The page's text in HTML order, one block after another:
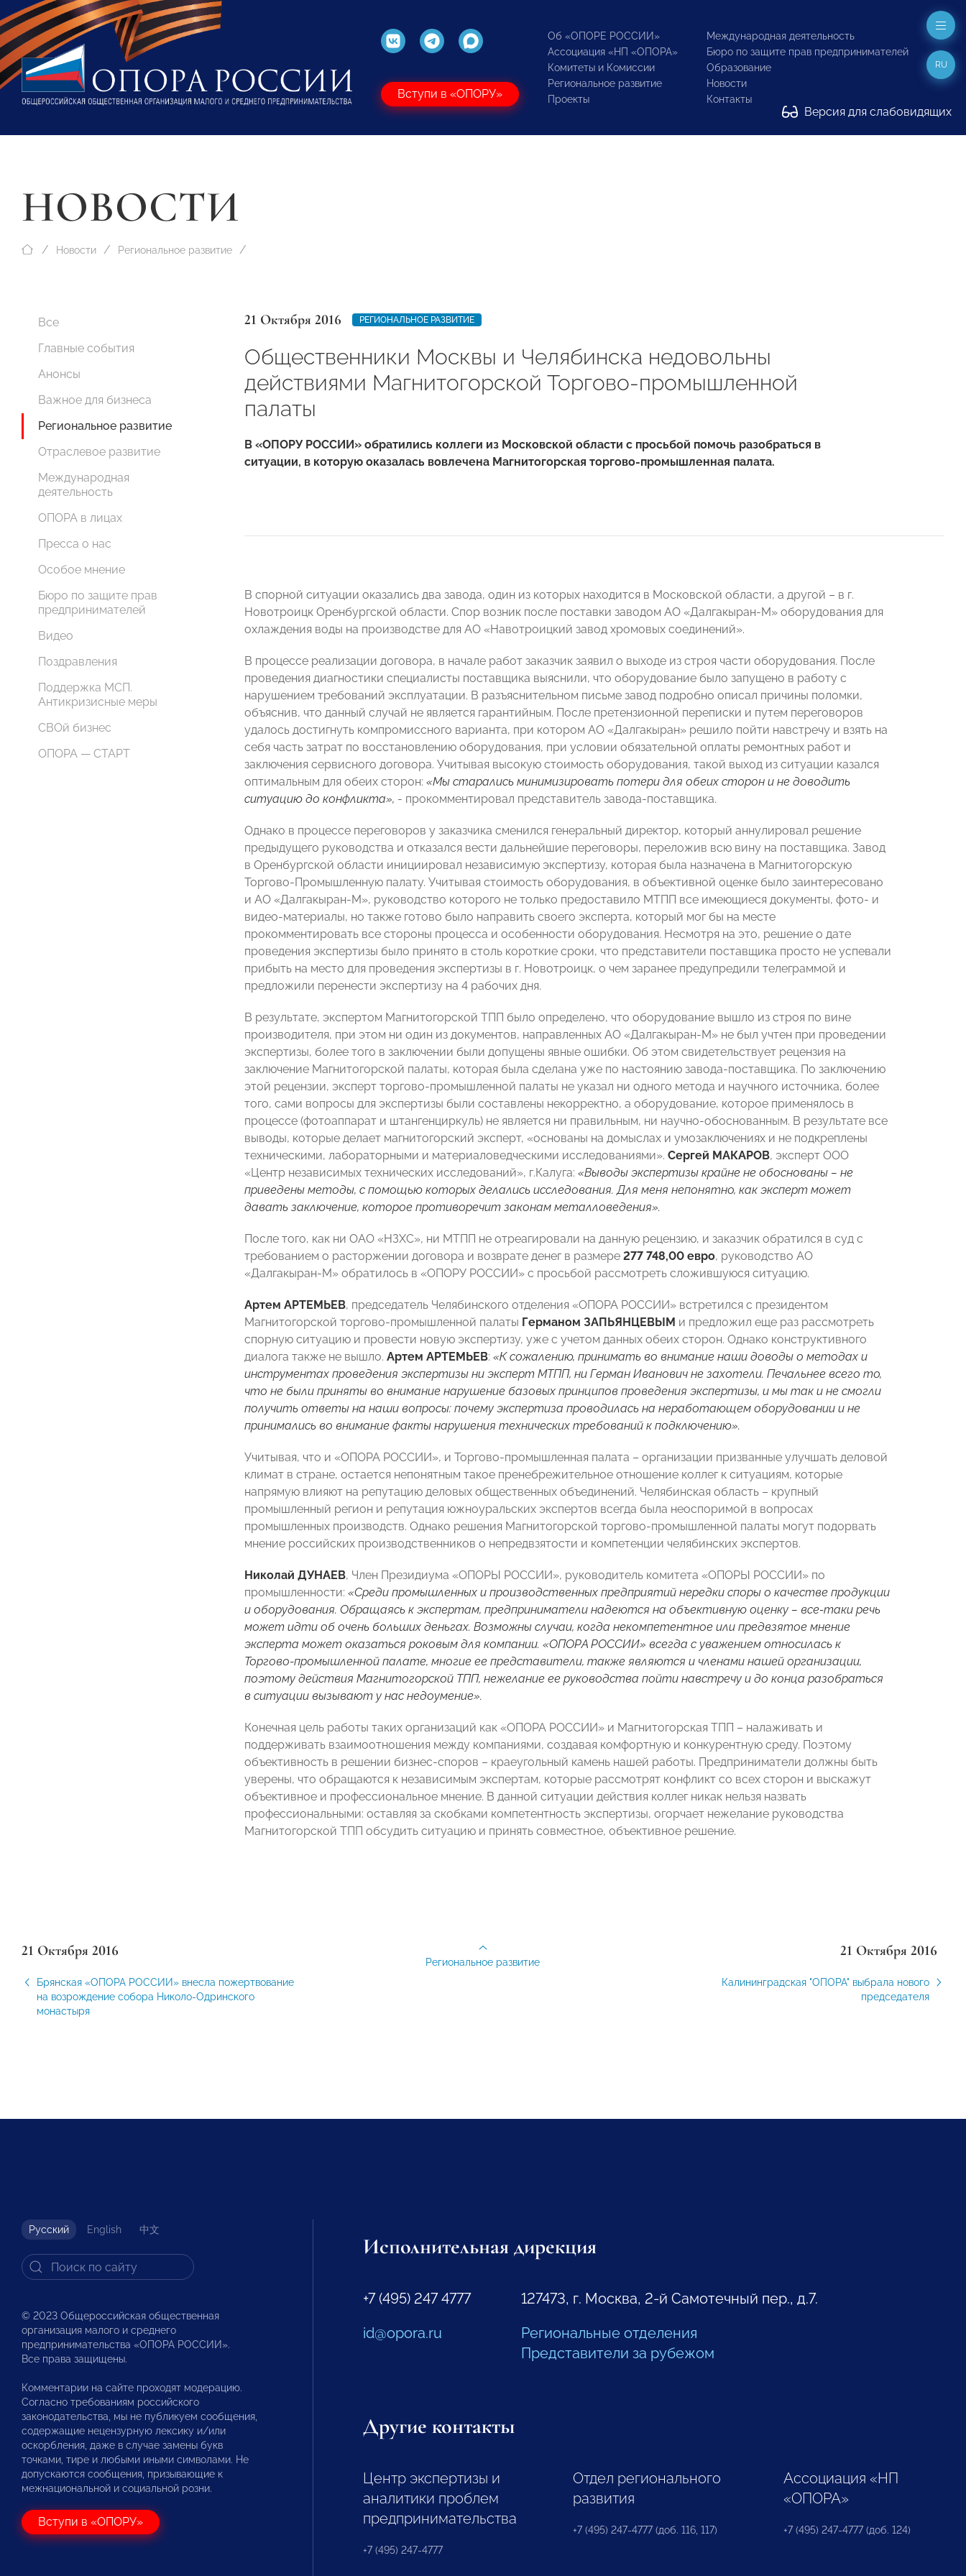
Вступи в «ОПОРУ»
Об «ОПОРЕ РОССИИ»
Ассоциация «НП «ОПОРА»
Комитеты и Комиссии
Региональное развитие
Проекты
Международная деятельность
Бюро по защите прав предпринимателей
Образование
Новости
Контакты
Версия для слабовидящих
RU
НОВОСТИ
Новости Региональное развитие
Все
Главные события
Анонсы
Важное для бизнеса
Региональное развитие
Отраслевое развитие
Международная
деятельность
ОПОРА в лицах
Пресса о нас
Особое мнение
Бюро по защите прав
предпринимателей
Видео
Поздравления
Поддержка МСП.
Антикризисные меры
СВОй бизнес
ОПОРА — СТАРТ
21 Октября 2016 РЕГИОНАЛЬНОЕ РАЗВИТИЕ
Общественники Москвы и Челябинска недовольны
действиями Магнитогорской Торгово-промышленной
палаты
В «ОПОРУ РОССИИ» обратились коллеги из Московской области с просьбой помочь разобраться в
ситуации, в которую оказалась вовлечена Магнитогорская торгово-промышленная палата.
В спорной ситуации оказались два завода, один из которых находится в Московской области, а другой – в г.
Новотроицк Оренбургской области. Спор возник после поставки заводом АО «Далгакыран-М» оборудования для
охлаждения воды на производстве для АО «Навотроицкий завод хромовых соединений».
В процессе реализации договора, в начале работ заказчик заявил о выходе из строя части оборудования. После
проведения диагностики специалисты поставщика выяснили, что оборудование было запущено в работу с
нарушением требований эксплуатации. В разъяснительном письме завод подробно описал причины поломки,
объяснив, что данный случай не является гарантийным. После претензионной переписки и путем переговоров
удалось достигнуть компромиссного варианта, при котором АО «Далгакыран» решило пойти навстречу и взять на
себя часть затрат по восстановлению оборудования, при условии обязательной оплаты ремонтных работ и
заключения сервисного договора. Учитывая высокую стоимость оборудования, такой выход из ситуации казался
оптимальным для обеих сторон: «Мы старались минимизировать потери для обеих сторон и не доводить
ситуацию до конфликта», - прокомментировал представитель завода-поставщика.
Однако в процессе переговоров у заказчика сменился генеральный директор, который аннулировал решение
предыдущего руководства и отказался вести дальнейшие переговоры, переложив всю вину на поставщика. Завод
в Оренбургской области инициировал независимую экспертизу, которая была назначена в Магнитогорскую
Торгово-Промышленную палату. Учитывая стоимость оборудования, в объективной оценке было заинтересовано
и АО «Далгакыран-М», руководство которого не только предоставило МТПП все имеющиеся документы, фото- и
видео-материалы, но также готово было направить своего эксперта, который мог бы на месте
прокомментировать все стороны процесса и особенности оборудования. Несмотря на это, решение о дате
проведения экспертизы было принято в столь короткие сроки, что представители поставщика просто не успевали
прибыть на место для проведения экспертизы в г. Новотроицк, о чем заранее предупредили телеграммой и
предложили перенести экспертизу на 4 рабочих дня.
В результате, экспертом Магнитогорской ТПП было определено, что оборудование вышло из строя по вине
производителя, при этом ни один из документов, направленных АО «Далгакыран-М» не был учтен при проведении
экспертизы, более того в заключении были допущены явные ошибки. Об этом свидетельствует рецензия на
заключение Магнитогорской палаты, которая была сделана уже по настоянию завода-поставщика. По заключению
этой рецензии, эксперт торгово-промышленной палаты не указал ни одного метода и научного источника, более
того, сами вопросы для экспертизы были составлены некорректно, а оборудование, которое применялось в
процессе (фотоаппарат и штангенциркуль) не является ни правильным, ни научно-обоснованным. В результате все
выводы, которые делает магнитогорский эксперт, «основаны на домыслах и умозаключениях и не подкреплены
техническими, лабораторными и материаловедческими исследованиями». Сергей МАКАРОВ, эксперт ООО
«Центр независимых технических исследований», г.Калуга: «Выводы экспертизы крайне не обоснованы – не
приведены методы, с помощью которых делались исследования. Для меня непонятно, как эксперт может
давать заключение, которое противоречит законам металловедения».
После того, как ни ОАО «НЗХС», ни МТПП не отреагировали на данную рецензию, и заказчик обратился в суд с
требованием о расторжении договора и возврате денег в размере 277 748,00 евро, руководство АО
«Далгакыран-М» обратилось в «ОПОРУ РОССИИ» с просьбой рассмотреть сложившуюся ситуацию.
Артем АРТЕМЬЕВ, председатель Челябинского отделения «ОПОРА РОССИИ» встретился с президентом
Магнитогорской торгово-промышленной палаты Германом ЗАПЬЯНЦЕВЫМ и предложил еще раз рассмотреть
спорную ситуацию и провести новую экспертизу, уже с учетом данных обеих сторон. Однако конструктивного
диалога также не вышло. Артем АРТЕМЬЕВ: «К сожалению, принимать во внимание наши доводы о методах и
инструментах проведения экспертизы ни эксперт МТПП, ни Герман Иванович не захотели. Печальнее всего то,
что не были приняты во внимание нарушение базовых принципов проведения экспертизы, и мы так и не смогли
получить ответы на наши вопросы: почему экспертиза проводилась на неработающем оборудовании и не
принимались во внимание факты нарушения технических требований к подключению».
Учитывая, что и «ОПОРА РОССИИ», и Торгово-промышленная палата – организации призванные улучшать деловой
климат в стране, остается непонятным такое пренебрежительное отношение коллег к ситуациям, которые
напрямую влияют на репутацию деловых общественных объединений. Челябинская область – крупный
промышленный регион и репутация южноуральских экспертов всегда была неоспоримой в вопросах
промышленных производств. Однако решения Магнитогорской торгово-промышленной палаты могут подорвать
мнение российских производственников о непредвзятости и компетенции челябинских экспертов.
Николай ДУНАЕВ, Член Президиума «ОПОРЫ РОССИИ», руководитель комитета «ОПОРЫ РОССИИ» по
промышленности: «Среди промышленных и производственных предприятий нередки споры о качестве продукции
и оборудования. Обращаясь к экспертам, предприниматели надеются на объективную оценку – все-таки речь
может идти об очень больших деньгах. Возможны случаи, когда некомпетентное или предвзятое мнение
эксперта может оказаться роковым для компании. «ОПОРА РОССИИ» всегда с уважением относилась к
Торгово-промышленной палате, многие ее представители, также являются и членами нашей организации,
поэтому действия Магнитогорской ТПП, нежелание ее руководства пойти навстречу и до конца разобраться
в ситуации вызывают у нас недоумение».
Конечная цель работы таких организаций как «ОПОРА РОССИИ» и Магнитогорская ТПП – налаживать и
поддерживать взаимоотношения между компаниями, создавая комфортную и конкурентную среду. Поэтому
объективность в решении бизнес-споров – краеугольный камень нашей работы. Предприниматели должны быть
уверены, что обращаются к независимым экспертам, которые рассмотрят конфликт со всех сторон и выскажут
объективное и профессиональное мнение. В данной ситуации действия коллег никак нельзя назвать
профессиональными: оставляя за скобками компетентность экспертизы, огорчает нежелание руководства
Магнитогорской ТПП обсудить ситуацию и принять совместное, объективное решение.
21 Октября 2016
Брянская «ОПОРА РОССИИ» внесла пожертвование
на возрождение собора Николо-Одринского
монастыря
21 Октября 2016
Калининградская "ОПОРА" выбрала нового
председателя
Региональное развитие
Русский English 中文
© 2023 Общероссийская общественная
организация малого и среднего
предпринимательства «ОПОРА РОССИИ».
Все права защищены.
Комментарии на сайте проходят модерацию.
Согласно требованиям российского
законодательства, мы не публикуем сообщения,
содержащие нецензурную лексику и/или
оскорбления, даже в случае замены букв
точками, тире и любыми иными символами. Не
допускаются сообщения, призывающие к
межнациональной и социальной розни.
Вступи в «ОПОРУ»
Исполнительная дирекция
+7 (495) 247 4777
id@opora.ru
127473, г. Москва, 2-й Самотечный пер., д.7.
Региональные отделения
Представители за рубежом
Другие контакты
Центр экспертизы и
аналитики проблем
предпринимательства
+7 (495) 247-4777
Отдел регионального
развития
+7 (495) 247-4777 (доб. 116, 117)
Ассоциация «НП
«ОПОРА»
+7 (495) 247-4777 (доб. 124)